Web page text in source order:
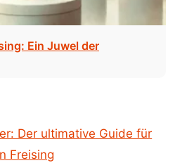
Ein Juwel der
Der ultimative Guide für
Freising